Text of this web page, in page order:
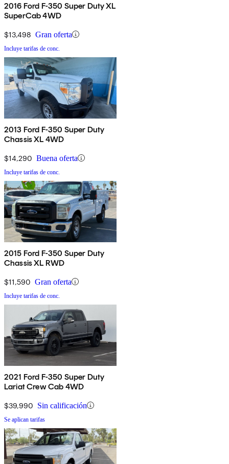
2016 Ford F-350 Super Duty XL
SuperCab 4WD
$13,498 Gran oferta
Incluye tarifas de conc.
2013 Ford F-350 Super Duty
Chassis XL 4WD
$14,290 Buena oferta
Incluye tarifas de conc.
2015 Ford F-350 Super Duty
Chassis XL RWD
$11,590 Gran oferta
Incluye tarifas de conc.
2021 Ford F-350 Super Duty
Lariat Crew Cab 4WD
$39,990 Sin calificación
Se aplican tarifas